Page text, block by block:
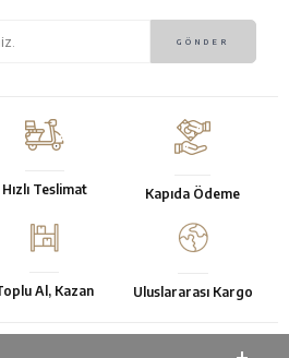
Hızlı Teslimat Kapıda Ödeme
Al, Kazan Uluslararası Kargo